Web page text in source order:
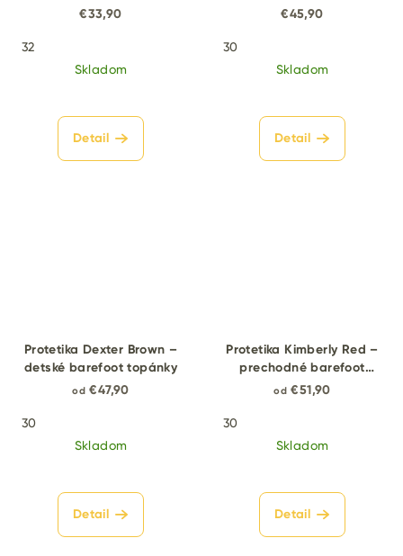
€33,90
32
Skladom
Detail
topánky
€45,90
30
Skladom
Detail
Protetika Dexter Brown –
detské barefoot topánky
od €47,90
30
Skladom
Detail
Protetika Kimberly Red –
prechodné barefoot
topánky
od €51,90
30
Skladom
Detail